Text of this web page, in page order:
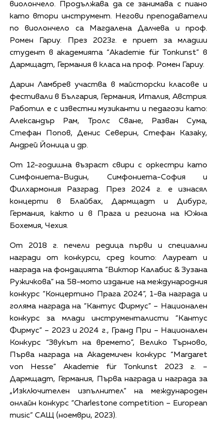
виолончело. Продължава да се занимава с пиано
като втори инструмент. Негови преподаватели
по виолончело са Магдалена Далчева и проф.
Ромен Гариу. През 2023г. е приет за младши
студент в академията “Akademie für Tonkunst” в
Дармщадт, Германия в класа на проф. Ромен Гариу.
Дарин Ламбрев участва в майсторски класове и
фестивали в България, Германия, Италия, Австрия.
Работил е с известни музиканти и педагози като:
Александър Рам, Тролс Сване, Разван Сума,
Стефан Попов, Денис Северин, Стефан Казаку,
Андрей Йоница и др.
От 12-годишна възраст свири с оркестри като
Симфониета-Видин, Симфониета-София и
Филхармония Разград. През 2024 г. е изнасял
концерти в Блайбах, Дармщадт и Дибург,
Германия, както и в Прага и региона на Южна
Бохемия, Чехия.
От 2018 г. печели редица първи и специални
награди от конкурси, сред които: Лауреат и
награда на фондацията “Виктор Калабис & Зузана
Ружичкова” на 58-мото издание на международния
конкурс “Концертино Прага 2024”, 1-ва награда и
голяма награда на “Кантус Фирмус” – Национален
конкурс за млади инструменталисти “Кантус
Фирмус” – 2023 и 2024 г., Гранд При – Национален
Конкурс “Звукът на времето”, Велико Търново,
Първа награда на Академичен конкурс “Margaret
von Hesse” Akademie für Tonkunst 2023 г. –
Дармщадт, Германия, Първа награда и награда за
„Изключителен изпълнител“ на международен
онлайн конкурс “Charlestone competition – European
music” САЩ (ноември, 2023).